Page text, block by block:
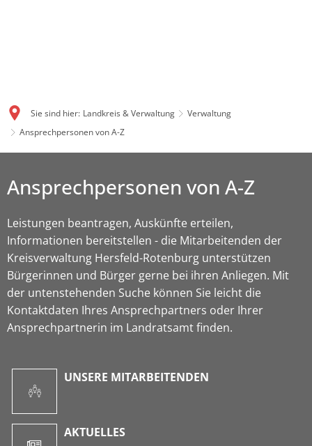
Sie sind hier: Landkreis & Verwaltung
Verwaltung
Ansprechpersonen von A-Z
Ansprechpersonen von A-Z
Leistungen beantragen, Auskünfte erteilen,
Informationen bereitstellen - die Mitarbeitenden der
Kreisverwaltung Hersfeld-Rotenburg unterstützen
Bürgerinnen und Bürger gerne bei ihren Anliegen. Mit
der untenstehenden Suche können Sie leicht die
Kontaktdaten Ihres Ansprechpartners oder Ihrer
Ansprechpartnerin im Landratsamt finden.
UNSERE MITARBEITENDEN
AKTUELLES